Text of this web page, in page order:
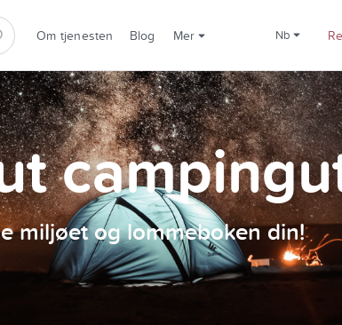
Om tjenesten Blog Mer nb
miljøet og lommeboken din!